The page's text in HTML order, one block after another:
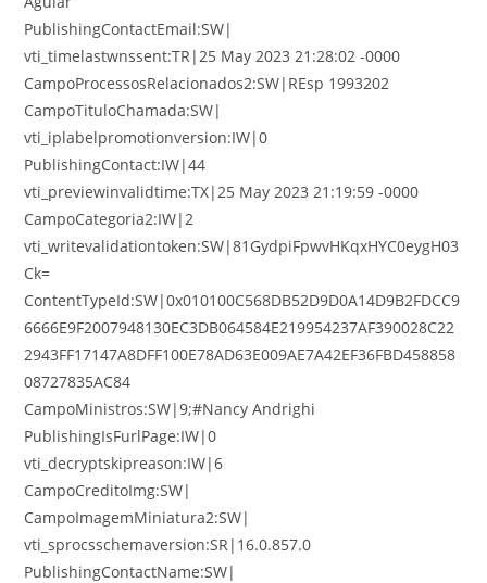
PublishingContactEmail:SW|
vti_timelastwnssent:TR|25 May 2023 21:28:02 -0000
CampoProcessosRelacionados2:SW|REsp 1993202
CampoTituloChamada:SW|
vti_iplabelpromotionversion:IW|0
PublishingContact:IW|44
vti_previewinvalidtime:TX|25 May 2023 21:19:59 -0000
CampoCategoria2:IW|2
vti_writevalidationtoken:SW|81GydpiFpwvHKqxHYC0eygH03
Ck=
ContentTypeId:SW|0x010100C568DB52D9D0A14D9B2FDCC9
6666E9F2007948130EC3DB064584E219954237AF390028C22
2943FF17147A8DFF100E78AD63E009AE7A42EF36FBD458858
08727835AC84
CampoMinistros:SW|9;#Nancy Andrighi
PublishingIsFurlPage:IW|0
vti_decryptskipreason:IW|6
CampoCreditoImg:SW|
CampoImagemMiniatura2:SW|
vti_sprocsschemaversion:SR|16.0.857.0
PublishingContactName:SW|